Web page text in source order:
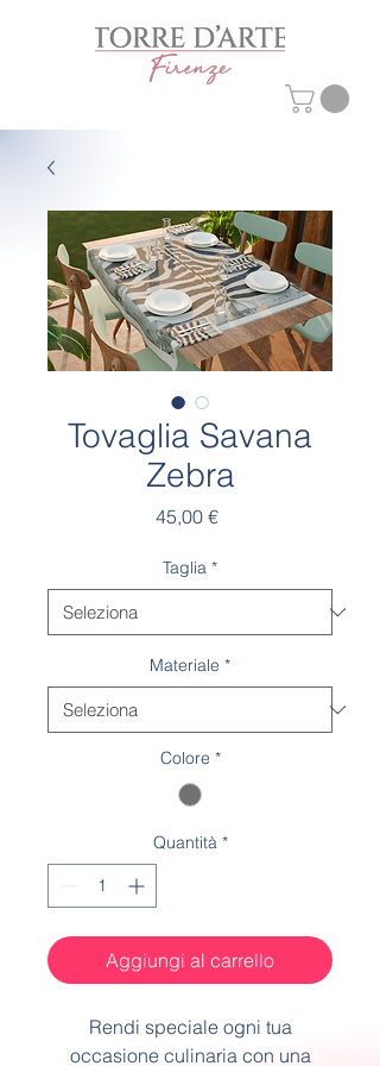
Tovaglia Savana
Zebra
45,00 €Prezzo
Taglia *
Materiale *
Colore *
Quantità *
Aggiungi al carrello
Rendi speciale ogni tua
occasione culinaria con una